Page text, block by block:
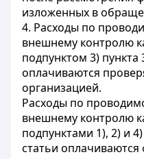
изложенных в
4. Расходы по
внешнему контролю
подпунктом 3)
оплачиваются
организацией.
Расходы по
внешнему контролю
подпунктами 1), 2) и
статьи